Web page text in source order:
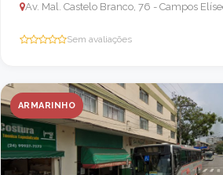
Sem avaliações
ARMARINHO